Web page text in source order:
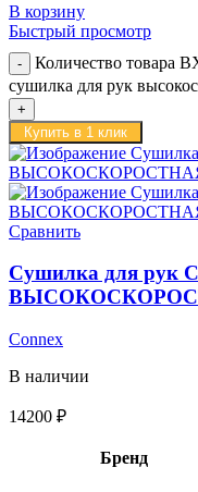
В корзину
Быстрый просмотр
Количество товара
сушилка для рук
Купить в 1 клик
Сравнить
Сушилка для рук
Connex
В наличии
14200 ₽
Бренд